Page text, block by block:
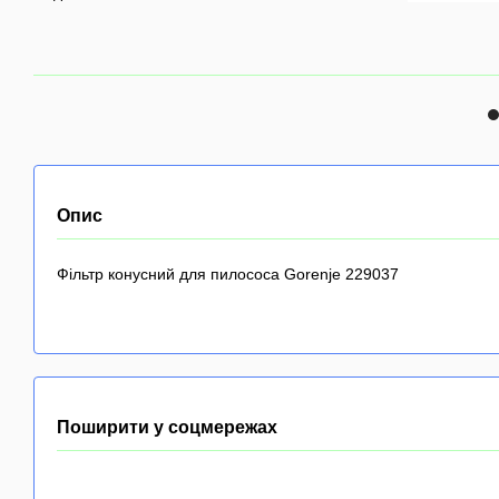
Опис
Фільтр конусний для пилососа Gorenje 229037
Поширити у соцмережах